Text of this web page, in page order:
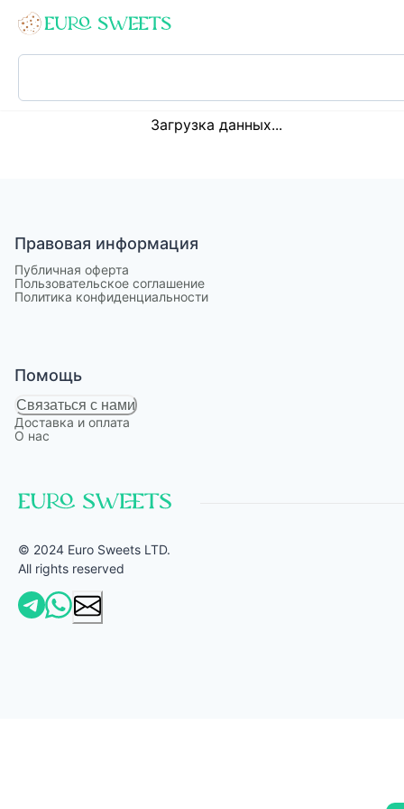
Загрузка данных...
Правовая информация
Публичная оферта
Пользовательское соглашение
Политика конфиденциальности
Помощь
Связаться с нами
Доставка и оплата
О нас
© 2024 Euro Sweets LTD.
All rights reserved